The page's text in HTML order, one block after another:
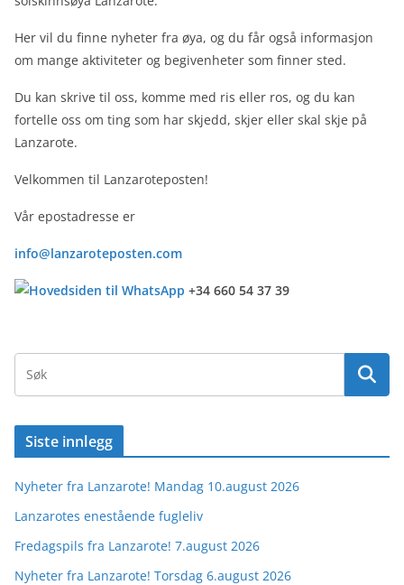
Her vil du finne nyheter fra øya, og du får også informasjon
om mange aktiviteter og begivenheter som finner sted.
Du kan skrive til oss, komme med ris eller ros, og du kan
fortelle oss om ting som har skjedd, skjer eller skal skje på
Lanzarote.
Velkommen til Lanzaroteposten!
Vår epostadresse er
info@lanzaroteposten.com
+34 660 54 37 39
Siste innlegg
Nyheter fra Lanzarote! Mandag 10.august 2026
Lanzarotes enestående fugleliv
Fredagspils fra Lanzarote! 7.august 2026
Nyheter fra Lanzarote! Torsdag 6.august 2026